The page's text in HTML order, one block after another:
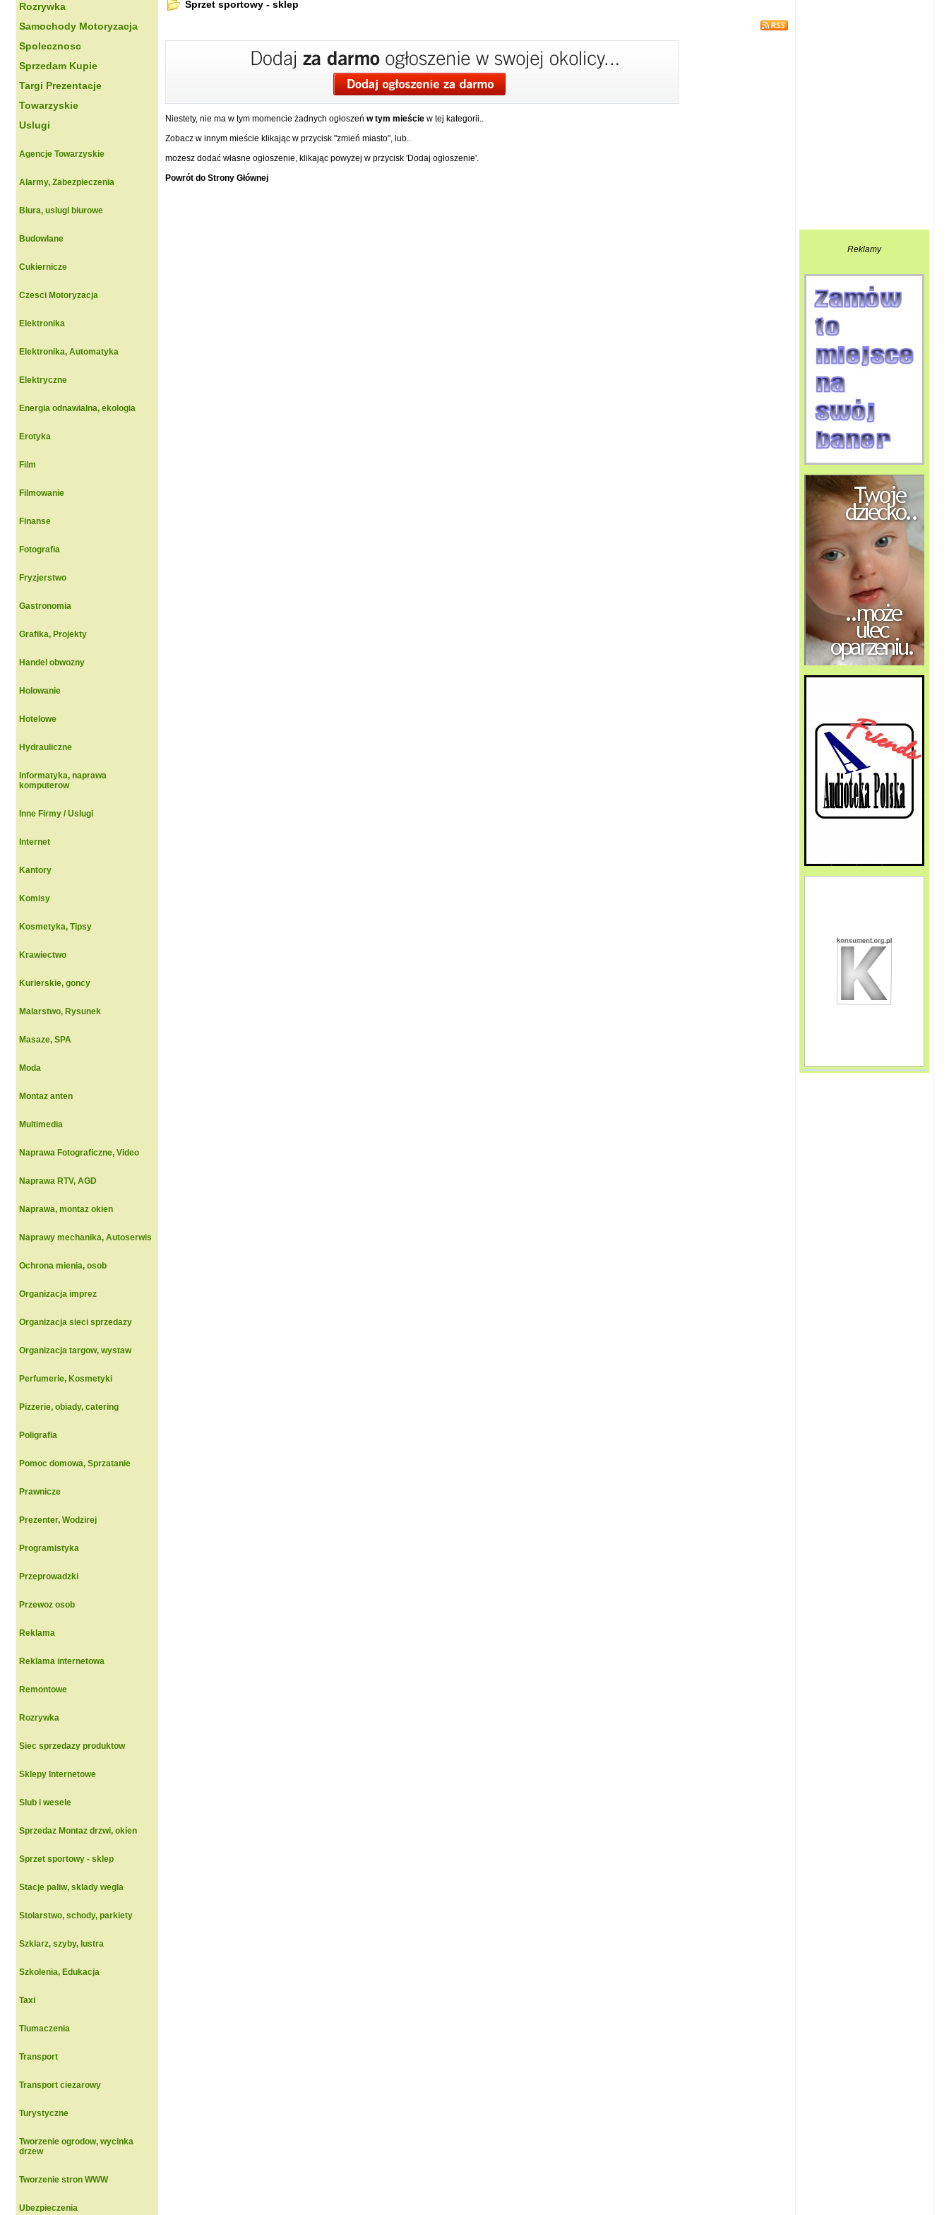
Rozrywka
Samochody Motoryzacja
Spolecznosc
Sprzedam Kupie
Targi Prezentacje
Towarzyskie
Uslugi
Agencje Towarzyskie
Alarmy, Zabezpieczenia
Biura, uslugi biurowe
Budowlane
Cukiernicze
Czesci Motoryzacja
Elektronika
Elektronika, Automatyka
Elektryczne
Energia odnawialna, ekologia
Erotyka
Film
Filmowanie
Finanse
Fotografia
Fryzjerstwo
Gastronomia
Grafika, Projekty
Handel obwozny
Holowanie
Hotelowe
Hydrauliczne
Informatyka, naprawa
komputerow
Inne Firmy / Uslugi
Internet
Kantory
Komisy
Kosmetyka, Tipsy
Krawiectwo
Kurierskie, goncy
Malarstwo, Rysunek
Masaze, SPA
Moda
Montaz anten
Multimedia
Naprawa Fotograficzne, Video
Naprawa RTV, AGD
Naprawa, montaz okien
Naprawy mechanika, Autoserwis
Ochrona mienia, osob
Organizacja imprez
Organizacja sieci sprzedazy
Organizacja targow, wystaw
Perfumerie, Kosmetyki
Pizzerie, obiady, catering
Poligrafia
Pomoc domowa, Sprzatanie
Prawnicze
Prezenter, Wodzirej
Programistyka
Przeprowadzki
Przewoz osob
Reklama
Reklama internetowa
Remontowe
Rozrywka
Siec sprzedazy produktow
Sklepy Internetowe
Slub i wesele
Sprzedaz Montaz drzwi, okien
Sprzet sportowy - sklep
Stacje paliw, sklady wegla
Stolarstwo, schody, parkiety
Szklarz, szyby, lustra
Szkolenia, Edukacja
Taxi
Tlumaczenia
Transport
Transport ciezarowy
Turystyczne
Tworzenie ogrodow, wycinka
drzew
Tworzenie stron WWW
Ubezpieczenia
Sprzet sportowy - sklep
Niestety, nie ma w tym momencie żadnych ogłoszeń w tym mieście w tej kategorii..
Zobacz w innym mieście klikając w przycisk "zmień miasto", lub..
możesz dodać własne ogłoszenie, klikając powyżej w przycisk 'Dodaj ogłoszenie'.
Powrót do Strony Głównej
Reklamy